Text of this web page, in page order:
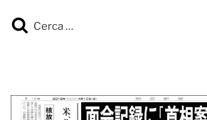
Cerca:
Cerca